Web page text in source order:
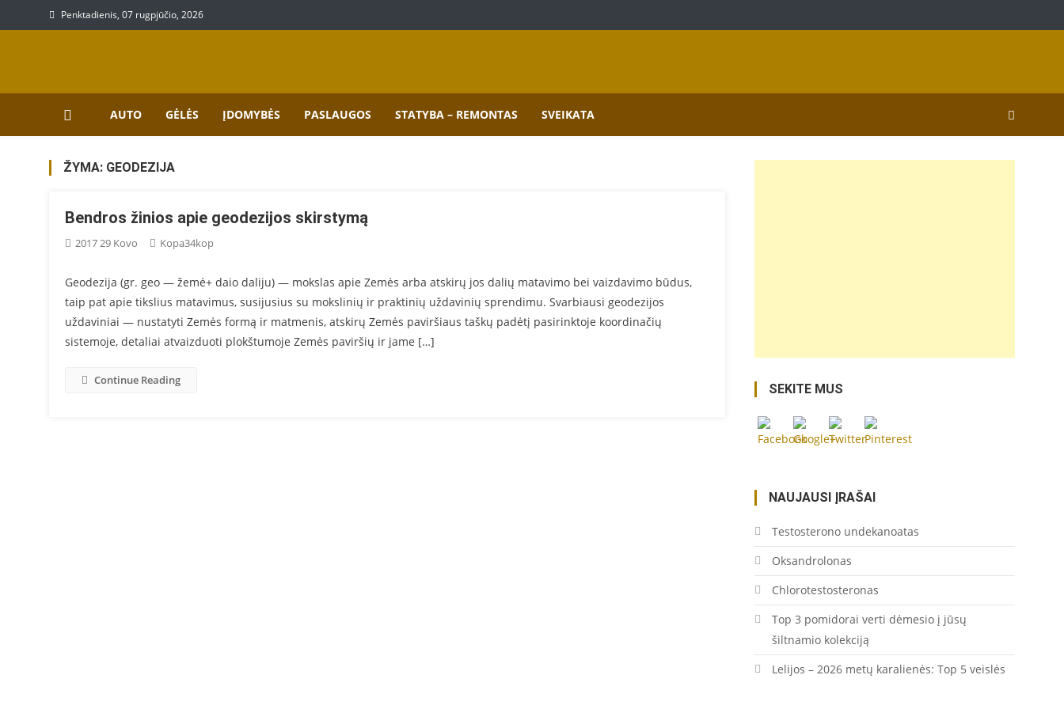
to
Penktadienis, 07 rugpjūčio, 2026
AUTO GĖLĖS ĮDOMYBĖS PASLAUGOS STATYBA – REMONTAS SVEIKATA
ŽYMA: GEODEZIJA
Bendros žinios apie geodezijos skirstymą
2017 29 Kovo Kopa34kop
Geodezija (gr. geo — žemė+ daio daliju) — mokslas apie Zemės arba atskirų jos dalių matavimo bei vaizdavimo būdus,
taip pat apie tikslius matavimus, susijusius su mokslinių ir prak­tinių uždavinių sprendimu. Svarbiausi geodezijos
uždaviniai — nustatyti Zemės formą ir matmenis, atskirų Zemės paviršiaus taškų padėtį pasirinktoje ko­ordinačių
sistemoje, detaliai atvaizduoti plokštumoje Zemės pa­viršių ir jame […]
Continue Reading
SEKITE MUS
https://coupon.lt/tag/geodezija/">
NAUJAUSI ĮRAŠAI
Testosterono undekanoatas
Oksandrolonas
Chlorotestosteronas
Top 3 pomidorai verti dėmesio į jūsų
šiltnamio kolekciją
Lelijos – 2026 metų karalienės: Top 5 veislės